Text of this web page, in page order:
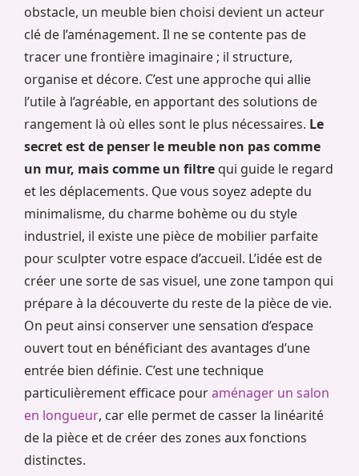
obstacle, un meuble bien choisi devient un acteur
clé de l’aménagement. Il ne se contente pas de
tracer une frontière imaginaire ; il structure,
organise et décore. C’est une approche qui allie
l’utile à l’agréable, en apportant des solutions de
rangement là où elles sont le plus nécessaires. Le
secret est de penser le meuble non pas comme
un mur, mais comme un filtre qui guide le regard
et les déplacements. Que vous soyez adepte du
minimalisme, du charme bohème ou du style
industriel, il existe une pièce de mobilier parfaite
pour sculpter votre espace d’accueil. L’idée est de
créer une sorte de sas visuel, une zone tampon qui
prépare à la découverte du reste de la pièce de vie.
On peut ainsi conserver une sensation d’espace
ouvert tout en bénéficiant des avantages d’une
entrée bien définie. C’est une technique
particulièrement efficace pouraménager un salon
en longueur, car elle permet de casser la linéarité
de la pièce et de créer des zones aux fonctions
distinctes.